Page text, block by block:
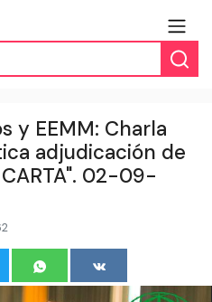
y EEMM: Charla
adjudicación de
02-09-